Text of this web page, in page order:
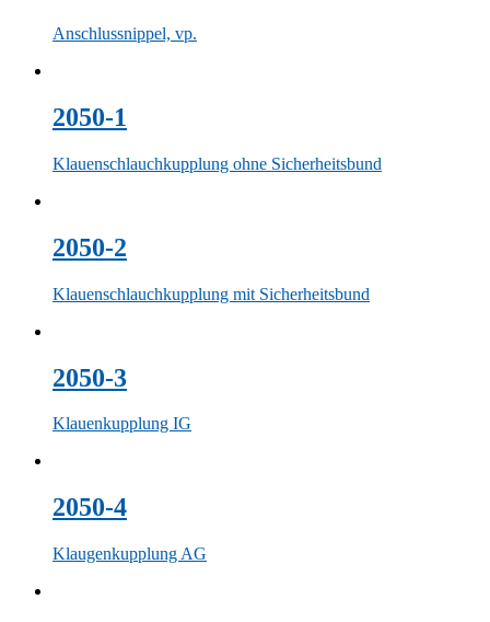
Anschlussnippel, vp.
2050-1
Klauenschlauchkupplung ohne Sicherheitsbund
2050-2
Klauenschlauchkupplung mit Sicherheitsbund
2050-3
Klauenkupplung IG
2050-4
Klaugenkupplung AG